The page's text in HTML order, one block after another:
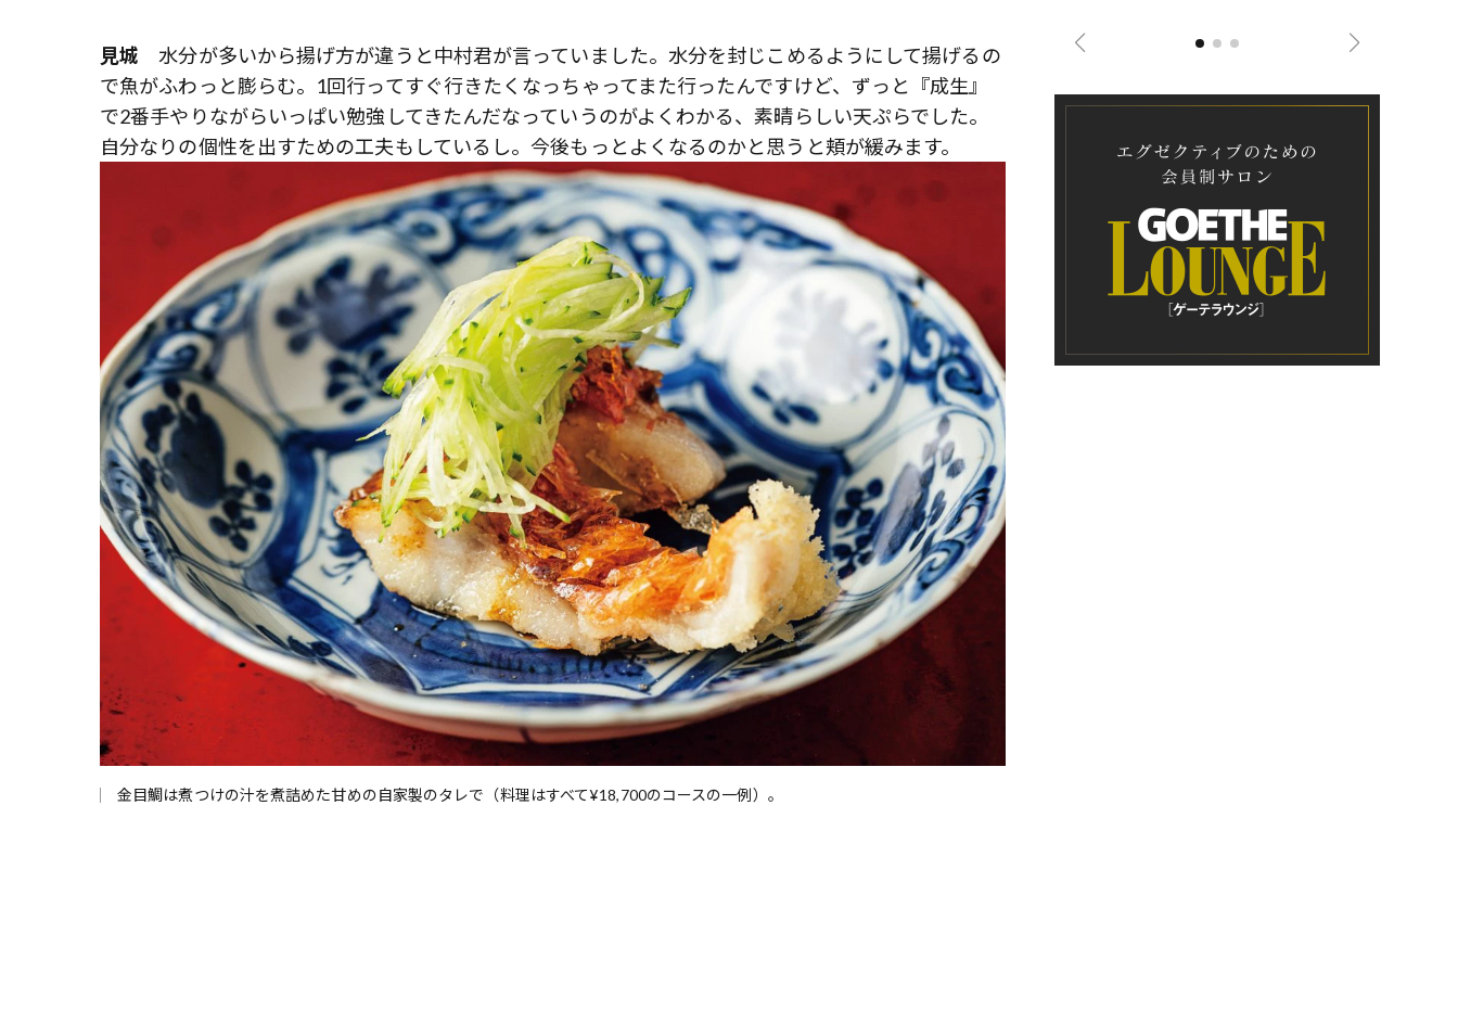
見城 水分が多いから揚げ方が違うと中村君が言っていました。水分を封じこめるようにして揚げるの
で魚がふわっと膨らむ。1回行ってすぐ行きたくなっちゃってまた行ったんですけど、ずっと『成生』
で2番手やりながらいっぱい勉強してきたんだなっていうのがよくわかる、素晴らしい天ぷらでした。
自分なりの個性を出すための工夫もしているし。今後もっとよくなるのかと思うと頬が緩みます。
金目鯛は煮つけの汁を煮詰めた甘めの自家製のタレで（料理はすべて¥18,700のコースの一例）。